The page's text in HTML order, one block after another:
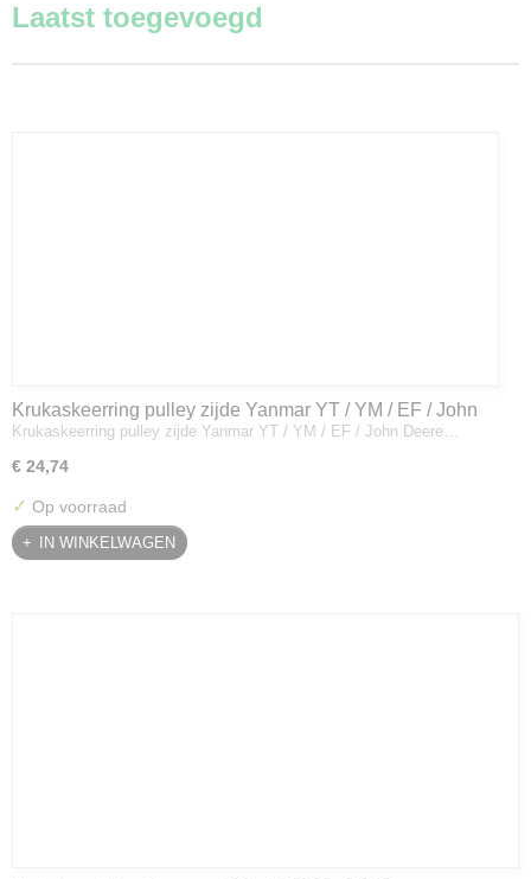
Laatst toegevoegd
Krukaskeerring pulley zijde Yanmar YT / YM / EF / John
Deere - 119934-01800
Krukaskeerring pulley zijde Yanmar YT / YM / EF / John Deere…
€ 24,74
✓ Op voorraad
IN WINKELWAGEN